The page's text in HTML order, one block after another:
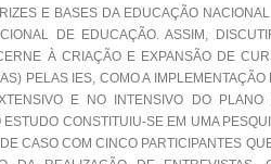
E BASES DA EDUCAÇÃO NACIONAL
DE EDUCAÇÃO. ASSIM,
À CRIAÇÃO E EXPANSÃO DE
PELAS IES, COMO A
E NO INTENSIVO DO PLANO
CONSTITUIU-SE EM UMA
CASO COM CINCO PARTICIPANTES